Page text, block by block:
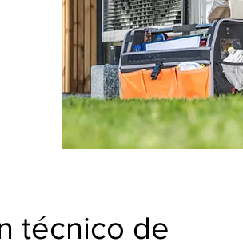
técnico de